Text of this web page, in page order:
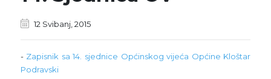
12 Svibanj, 2015
- Zapisnik sa 14. sjednice Općinskog vijeća Općine Kloštar
Podravski